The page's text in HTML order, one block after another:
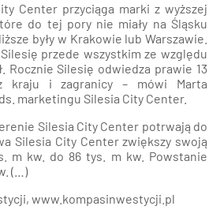
Center przyciąga marki z wyższej
do tej pory nie miały na Śląsku
były w Krakowie lub Warszawie.
przede wszystkim ze względu
Rocznie Silesię odwiedza prawie 13
kraju i zagranicy – mówi Marta
marketingu Silesia City Center.
Silesia City Center potrwają do
Silesia City Center zwiększy swoją
m kw. do 86 tys. m kw. Powstanie
(…)
www.kompasinwestycji.pl